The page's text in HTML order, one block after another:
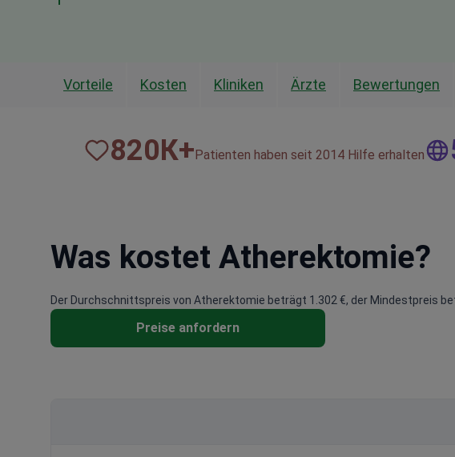
Vorteile Kosten Kliniken Ärzte Bewertungen
820К+Patienten haben seit 2014 Hilfe erhalten
Was kostet Atherektomie?
Der Durchschnittspreis von Atherektomie beträgt 1.302 €, der Mindestpreis
Preise anfordern